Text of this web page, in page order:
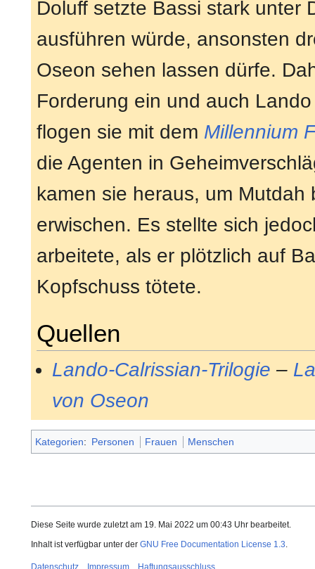
Doluff setzte Bassi stark unter
ausführen würde, ansonsten
Oseon sehen lassen dürfe.
Forderung ein und auch
flogen sie mit dem Millennium
die Agenten in
kamen sie heraus, um
erwischen. Es stellte sich
arbeitete, als er plötzlich auf
Kopfschuss tötete.
Quellen
Lando-Calrissian-Trilogie –
von Oseon
Kategorien: Personen Frauen Menschen
Diese Seite wurde zuletzt am 19. Mai 2022 um 00:43 Uhr bearbeitet.
Inhalt ist verfügbar unter der GNU Free Documentation License 1.3.